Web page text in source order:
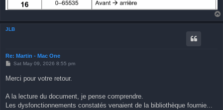
JLB
Re: Martin - Mac One
P
t
Sat May 09, 2026 8:55 pm
Merci pour votre retour.
A la lecture du document, je pense comprendre.
Les dysfonctionnements constatés venaient de la bibliothèque fournie...